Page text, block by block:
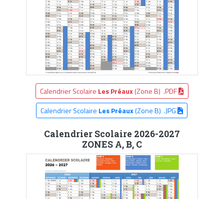
Calendrier Scolaire Les Préaux(Zone B) .PDF
Calendrier Scolaire Les Préaux(Zone B) .JPG
Calendrier Scolaire 2026-2027
ZONES A, B, C